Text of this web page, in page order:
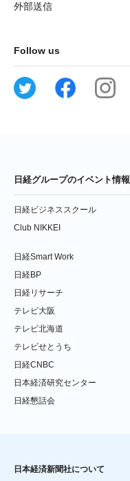
外部送信
Follow us
日経グループのイベント情報
日経ビジネススクール
Club NIKKEI
日経Smart Work
日経BP
日経リサーチ
テレビ大阪
テレビ北海道
テレビせとうち
日経CNBC
日本経済研究センター
日経懇話会
日本経済新聞社について